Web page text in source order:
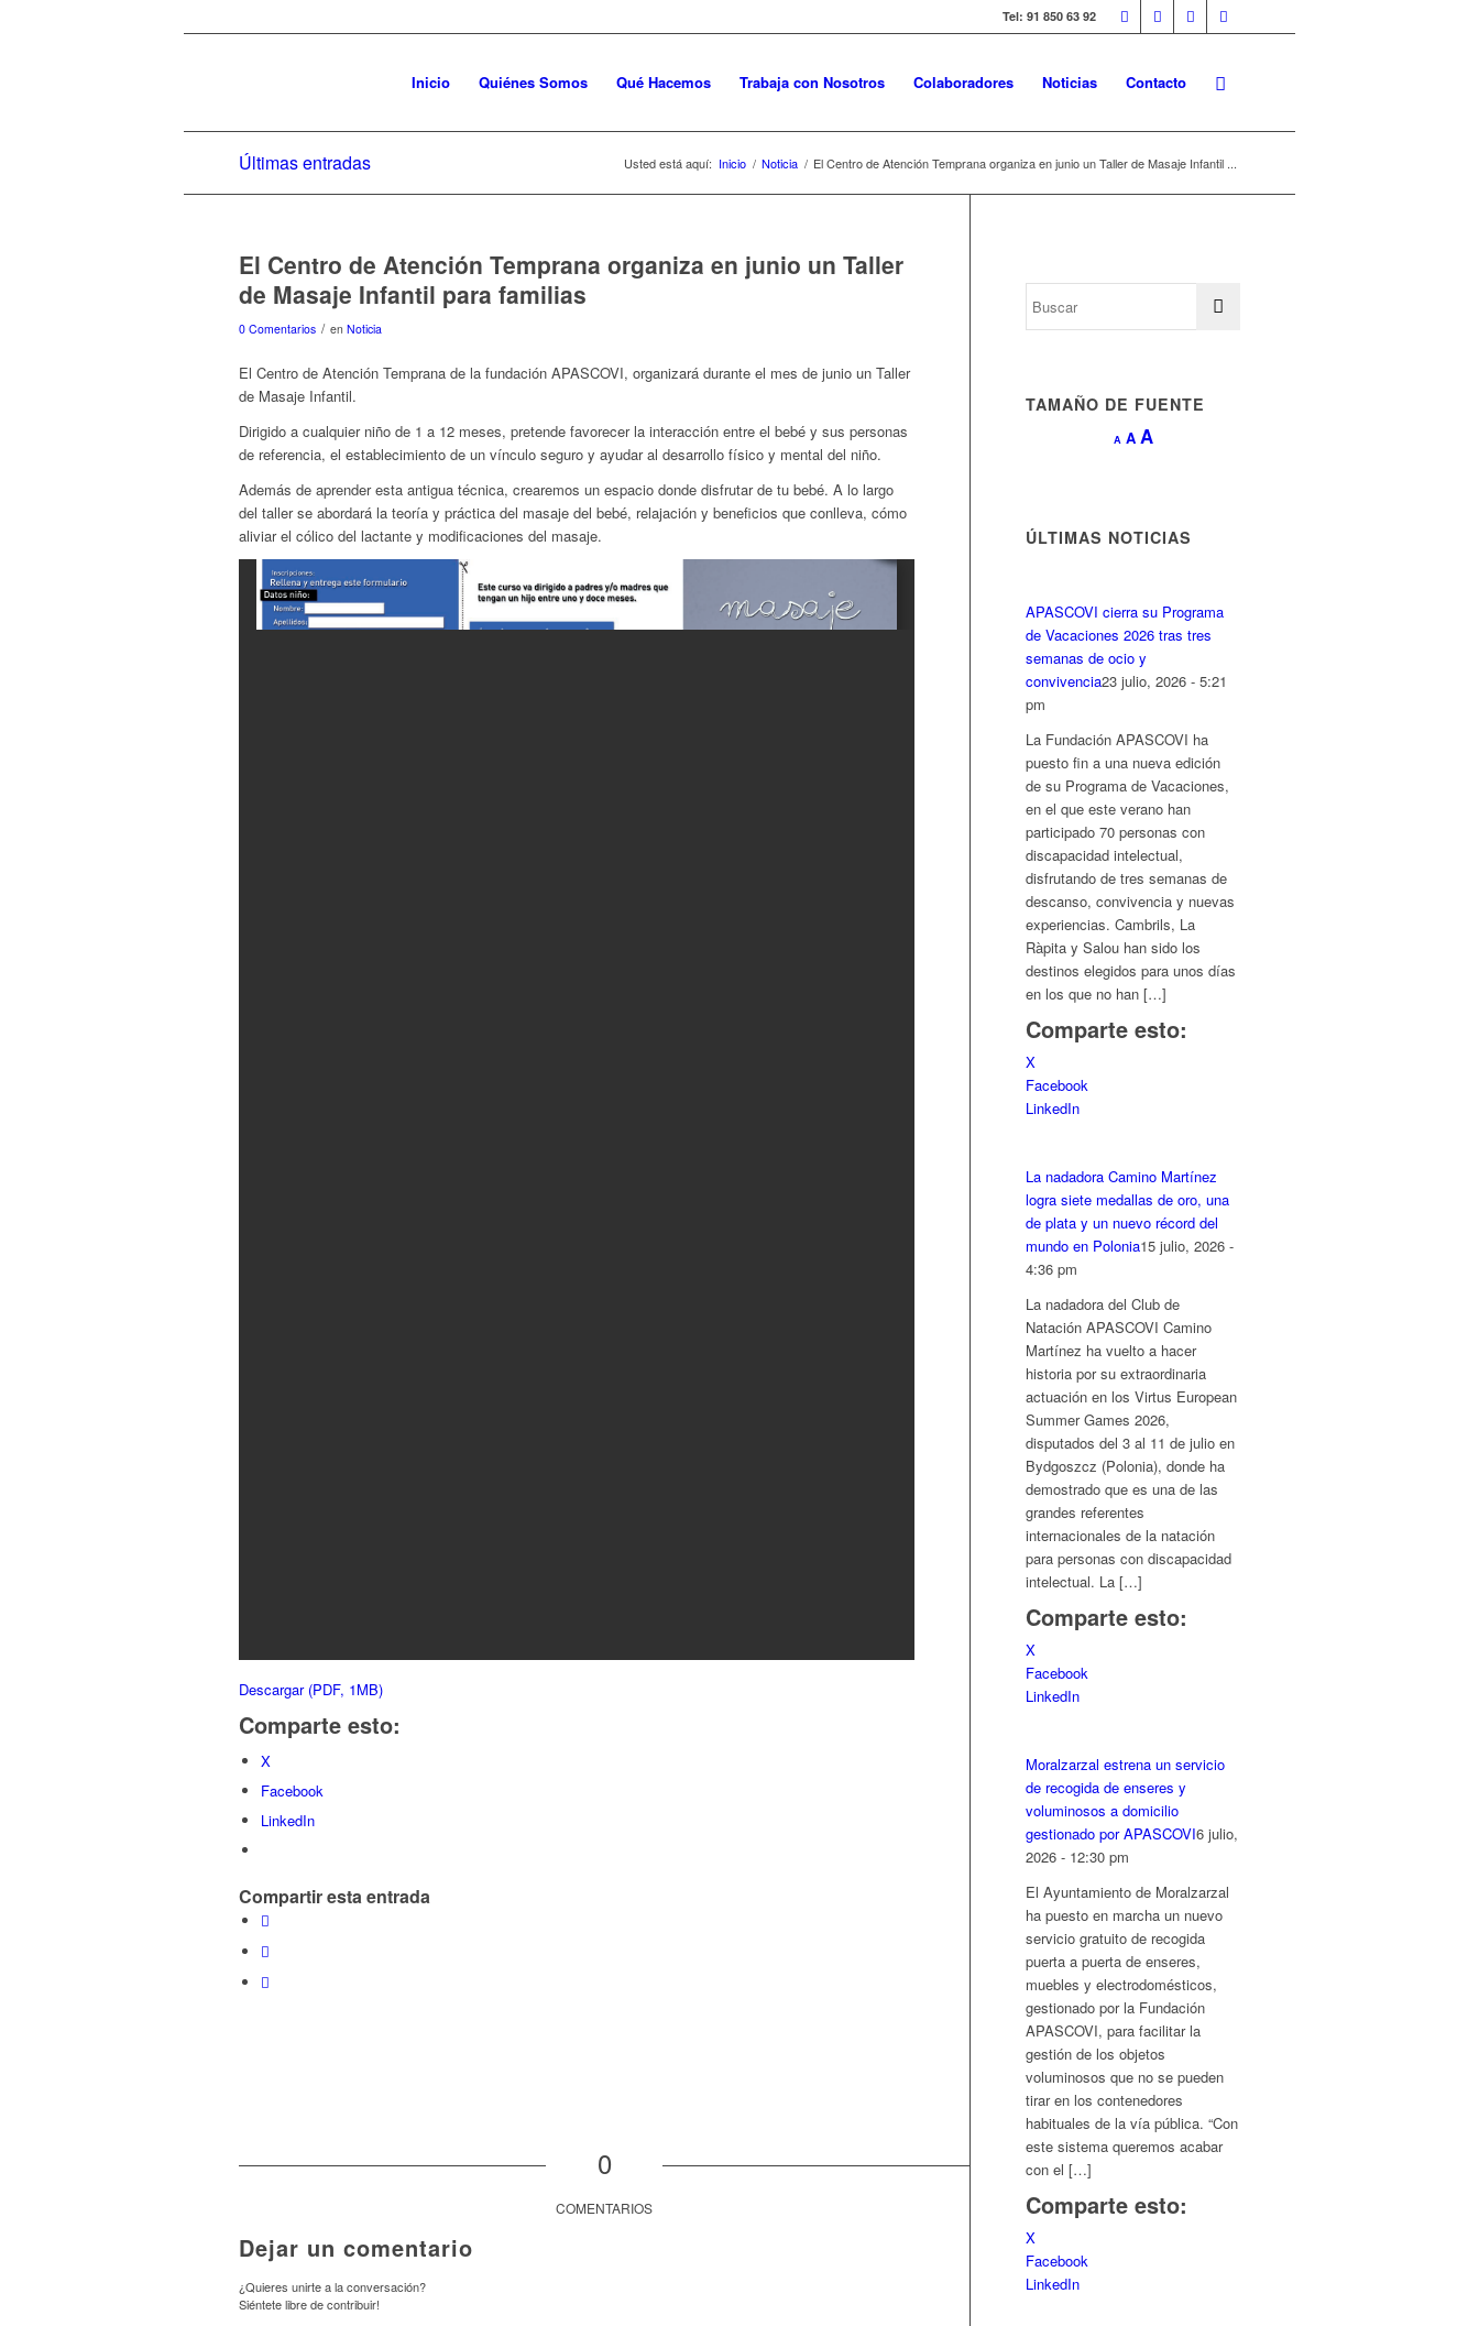
Tel: 91 850 63 92
Inicio Quiénes Somos Qué Hacemos Trabaja con Nosotros Colaboradores Noticias Contacto
Últimas entradas Usted está aquí: Inicio / Noticia / El Centro de Atención Temprana organiza en junio un Taller de Masaje Infantil ...
El Centro de Atención Temprana organiza en junio un Taller
de Masaje Infantil para familias
0 Comentarios / en Noticia
El Centro de Atención Temprana de la fundación APASCOVI, organizará durante el mes de junio un Taller
de Masaje Infantil.
Dirigido a cualquier niño de 1 a 12 meses, pretende favorecer la interacción entre el bebé y sus personas
de referencia, el establecimiento de un vínculo seguro y ayudar al desarrollo físico y mental del niño.
Además de aprender esta antigua técnica, crearemos un espacio donde disfrutar de tu bebé. A lo largo
del taller se abordará la teoría y práctica del masaje del bebé, relajación y beneficios que conlleva, cómo
aliviar el cólico del lactante y modificaciones del masaje.
Descargar (PDF, 1MB)
Comparte esto:
X
Facebook
LinkedIn
Compartir esta entrada
0
COMENTARIOS
Dejar un comentario
¿Quieres unirte a la conversación?
Siéntete libre de contribuir!
TAMAÑO DE FUENTE
A Reducir
ARestablecer
AAumentar
ÚLTIMAS NOTICIAS
APASCOVI cierra su Programa
de Vacaciones 2026 tras tres
semanas de ocio y
convivencia23 julio, 2026 - 5:21
pm
La Fundación APASCOVI ha
puesto fin a una nueva edición
de su Programa de Vacaciones,
en el que este verano han
participado 70 personas con
discapacidad intelectual,
disfrutando de tres semanas de
descanso, convivencia y nuevas
experiencias. Cambrils, La
Ràpita y Salou han sido los
destinos elegidos para unos días
en los que no han […]
Comparte esto:
X
Facebook
LinkedIn
La nadadora Camino Martínez
logra siete medallas de oro, una
de plata y un nuevo récord del
mundo en Polonia15 julio, 2026 -
4:36 pm
La nadadora del Club de
Natación APASCOVI Camino
Martínez ha vuelto a hacer
historia por su extraordinaria
actuación en los Virtus European
Summer Games 2026,
disputados del 3 al 11 de julio en
Bydgoszcz (Polonia), donde ha
demostrado que es una de las
grandes referentes
internacionales de la natación
para personas con discapacidad
intelectual. La […]
Comparte esto:
X
Facebook
LinkedIn
Moralzarzal estrena un servicio
de recogida de enseres y
voluminosos a domicilio
gestionado por APASCOVI6 julio,
2026 - 12:30 pm
El Ayuntamiento de Moralzarzal
ha puesto en marcha un nuevo
servicio gratuito de recogida
puerta a puerta de enseres,
muebles y electrodomésticos,
gestionado por la Fundación
APASCOVI, para facilitar la
gestión de los objetos
voluminosos que no se pueden
tirar en los contenedores
habituales de la vía pública. “Con
este sistema queremos acabar
con el […]
Comparte esto:
X
Facebook
LinkedIn